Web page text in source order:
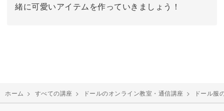
緒に可愛いアイテムを作っていきましょう！
ホーム > すべての講座 > ドールのオンライン教室・通信講座 > ドール服